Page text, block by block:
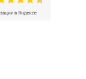
даже
а
повышает